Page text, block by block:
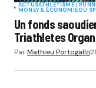
ACTUSATHLÉTISME /
MONEY & ÉCONOMIE DU
Un fonds
Triathletes
ParMathieu Portogallo